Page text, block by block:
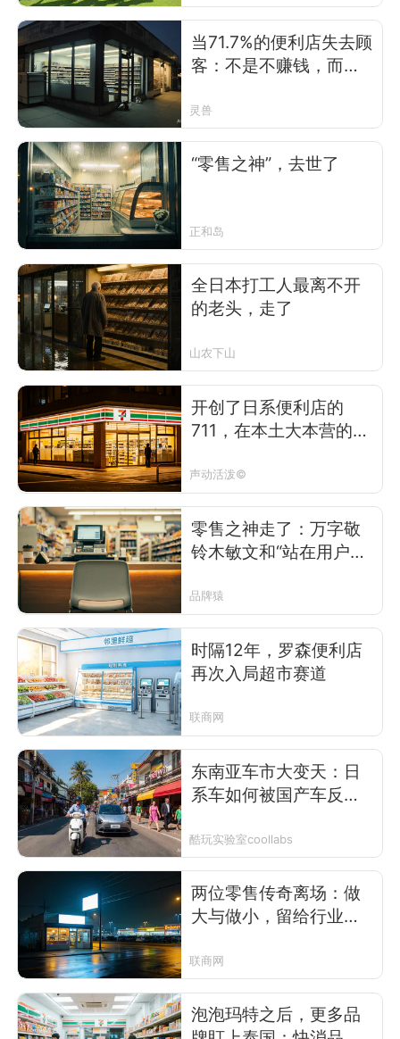
当71.7%的便利店失去顾
客：不是不赚钱，而是
灵兽
“零售之神”，去世了
正和岛
全日本打工人最离不开
的老头，走了
山农下山
开创了日系便利店的
711，在本土大本营的吸
声动活泼©
零售之神走了：万字敬
铃木敏文和“站在用户立
品牌猿
时隔12年，罗森便利店
再次入局超市赛道
联商网
东南亚车市大变天：日
系车如何被国产车反
酷玩实验室coollabs
两位零售传奇离场：做
大与做小，留给行业的
联商网
泡泡玛特之后，更多品